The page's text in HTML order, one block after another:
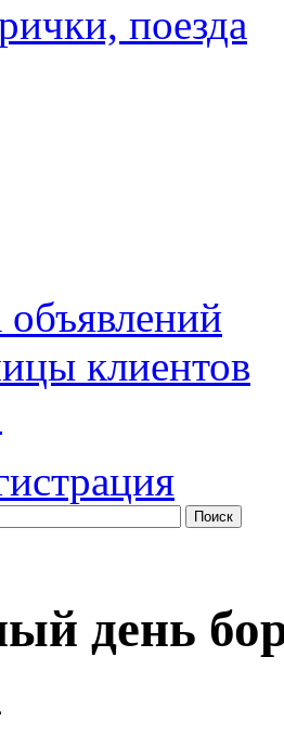
поезда
клиентов
Поиск
день